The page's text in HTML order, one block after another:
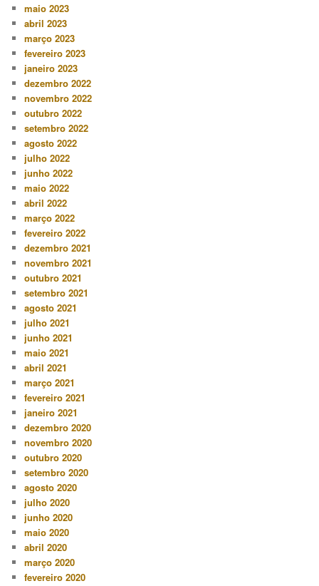
maio 2023
abril 2023
março 2023
fevereiro 2023
janeiro 2023
dezembro 2022
novembro 2022
outubro 2022
setembro 2022
agosto 2022
julho 2022
junho 2022
maio 2022
abril 2022
março 2022
fevereiro 2022
dezembro 2021
novembro 2021
outubro 2021
setembro 2021
agosto 2021
julho 2021
junho 2021
maio 2021
abril 2021
março 2021
fevereiro 2021
janeiro 2021
dezembro 2020
novembro 2020
outubro 2020
setembro 2020
agosto 2020
julho 2020
junho 2020
maio 2020
abril 2020
março 2020
fevereiro 2020